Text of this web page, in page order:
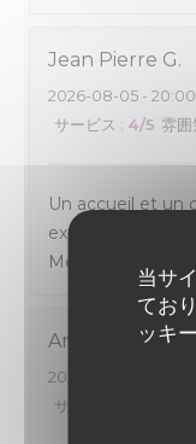
当サ
てお
ッキ
Jean Pierre G
2026-08-05 -
サービス : 4/5 雰囲
Un accueil et un
excellente avec
Mérite d'étre
Andre
2026-08-02
- 13:15
サービス